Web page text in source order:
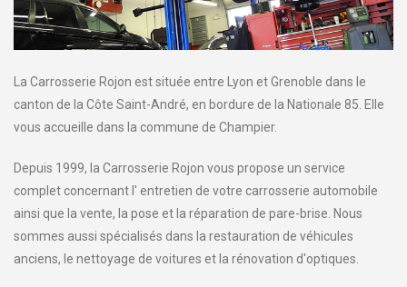
La Carrosserie Rojon est située entre Lyon et Grenoble dans le
canton de la Côte Saint-André, en bordure de la Nationale 85. Elle
vous accueille dans la commune de Champier.
Depuis 1999, la Carrosserie Rojon vous propose un service
complet concernant l' entretien de votre carrosserie automobile
ainsi que la vente, la pose et la réparation de pare-brise. Nous
sommes aussi spécialisés dans la restauration de véhicules
anciens, le nettoyage de voitures et la rénovation d'optiques.